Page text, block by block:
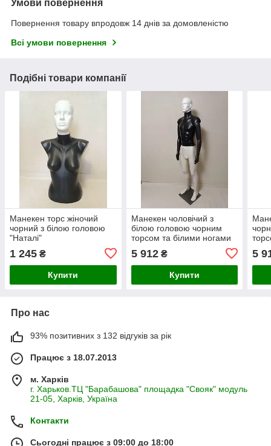
Умови повернення
Повернення товару впродовж 14 днів за домовленістю
Всі умови повернення
Подібні товари компанії
Манекен торс жіночий
чорний з білою головою
"Наталі"
1 245 ₴
Купити
Манекен чоловічий з
білою головою чорним
торсом та білими ногами
5 912₴
Купити
5
Про нас
93% позитивних з 132 відгуків за рік
Працює з 18.07.2013
м. Харків
г. Харьков.ТЦ "Барабашова" площадка "Свояк" модуль
21-05, Харків, Україна
Контакти
Сьогодні працює з 09:00 до 18:00